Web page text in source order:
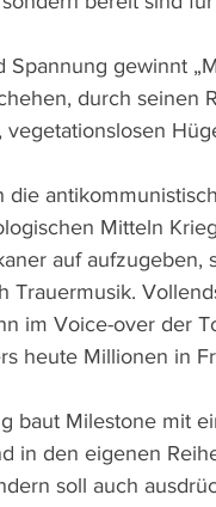
Spannung gewinnt
durch seinen
vegetationslosen
die
Mitteln
auf aufzugeben,
Trauermusik.
im Voice-over der
heute Millionen in
baut Milestone mit
in den eigenen
soll auch